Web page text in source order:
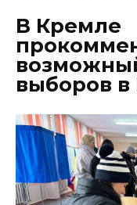
В Кремле
выборов в